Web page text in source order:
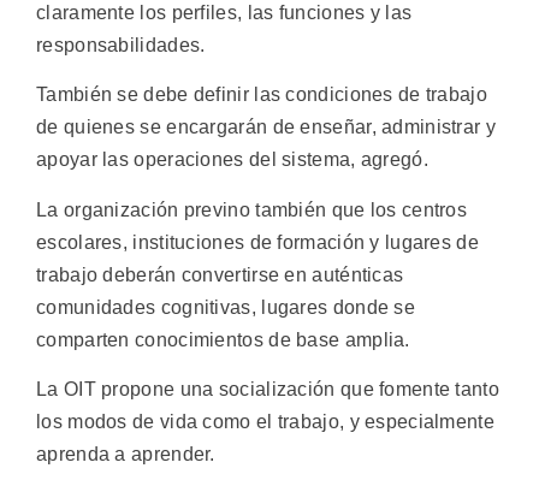
claramente los perfiles, las funciones y las
responsabilidades.
También se debe definir las condiciones de trabajo
de quienes se encargarán de enseñar, administrar y
apoyar las operaciones del sistema, agregó.
La organización previno también que los centros
escolares, instituciones de formación y lugares de
trabajo deberán convertirse en auténticas
comunidades cognitivas, lugares donde se
comparten conocimientos de base amplia.
La OIT propone una socialización que fomente tanto
los modos de vida como el trabajo, y especialmente
aprenda a aprender.